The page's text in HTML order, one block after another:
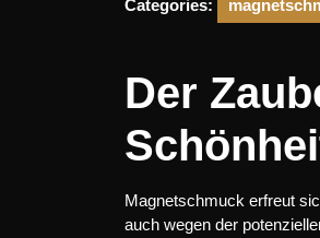
Categories:
Der
Magnetschmuck erfreut
auch wegen der